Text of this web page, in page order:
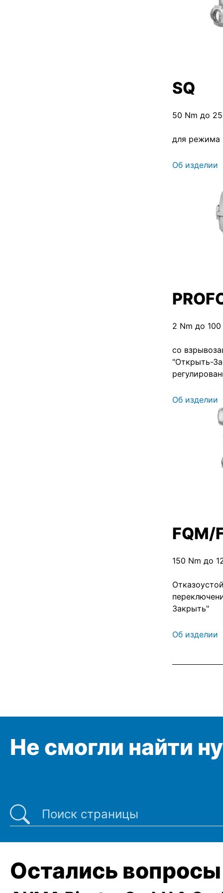
SQ
50 Nm до
для режима
Об изделии
2 Nm до 100
со
"Открыть-
Об изделии
FQM/
150 Nm до
Закрыть"
Об изделии
Не смогли найти
Остались